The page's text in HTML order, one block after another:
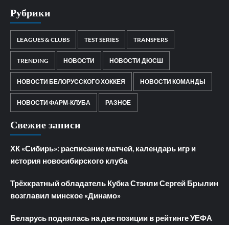
Рубрики
LEAGUES & CLUBS TEST SERIES TRANSFERS
TRENDING НОВОСТИ НОВОСТИ ДЮСШ
НОВОСТИ БЕЛОРУССКОГО ХОККЕЯ НОВОСТИ КОМАНДЫ
НОВОСТИ ФАРМ-КЛУБА РАЗНОЕ
Свежие записи
ХК «Сибирь»: расписание матчей, календарь игр и
история новосибирского клуба
Трёхкратный обладатель Кубка Стэнли Сергей Брылин
возглавил минское «Динамо»
Беларусь поднялась на две позиции в рейтинге УЕФА